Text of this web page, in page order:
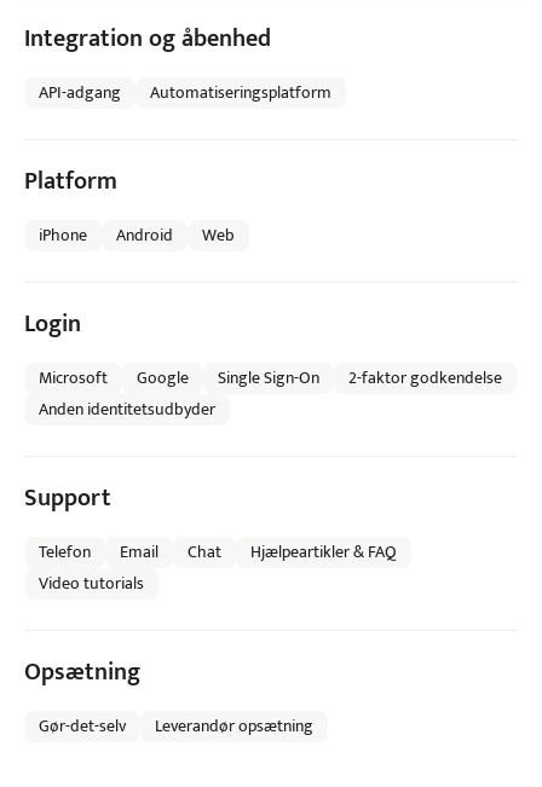
Integration og åbenhed
API-adgang Automatiseringsplatform
Platform
iPhone Android Web
Login
Microsoft Google Single Sign-On
2-faktor godkendelse
Anden identitetsudbyder
Support
Telefon Email Chat
Hjælpeartikler & FAQ
Video tutorials
Opsætning
Gør-det-selv Leverandør opsætning